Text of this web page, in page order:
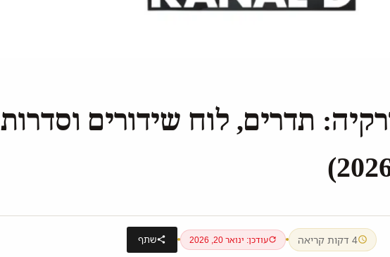
תדרים, לוח שידורים וסדרות
4 דקות קריאה עודכן: ינואר 20, 2026 שתף